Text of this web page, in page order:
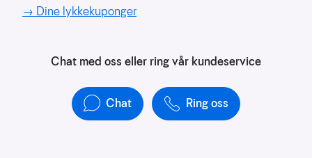
→ Dine lykkekuponger
Chat med oss eller ring vår kundeservice
Chat Ring oss